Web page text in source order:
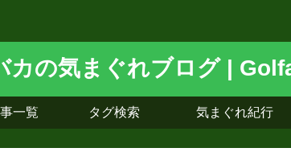
一覧 タグ検索 気まぐれ紀行